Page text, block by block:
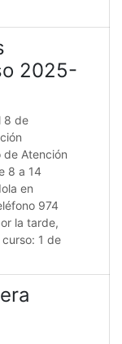
2025-
8 de
de Atención
8 a 14
en
974
la tarde,
1 de